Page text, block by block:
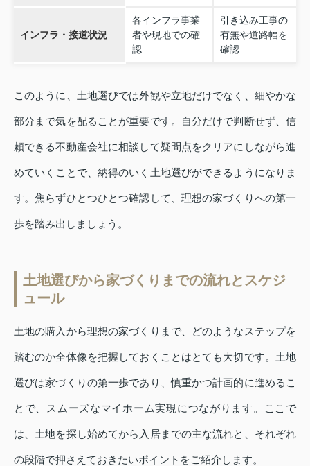
インフラ・接道状況
各インフラ事業
者や現地での確
認
引き込み工事の
有無や道路幅を
確認
このように、土地選びでは外観や立地だけでなく、細やかな
部分まで気を配ることが重要です。自分だけで判断せず、信
頼できる不動産会社に相談して疑問点をクリアにしながら進
めていくことで、納得のいく土地選びができるようになりま
す。焦らずひとつひとつ確認して、理想の家づくりへの第一
歩を踏み出しましょう。
土地選びから家づくりまでの流れとスケジ
ュール
土地の購入から理想の家づくりまで、どのようなステップを
踏むのか全体像を把握しておくことはとても大切です。土地
選びは家づくりの第一歩であり、慎重かつ計画的に進めるこ
とで、スムーズなマイホーム実現につながります。ここで
は、土地を探し始めてから入居までの主な流れと、それぞれ
の段階で押さえておきたいポイントをご紹介します。